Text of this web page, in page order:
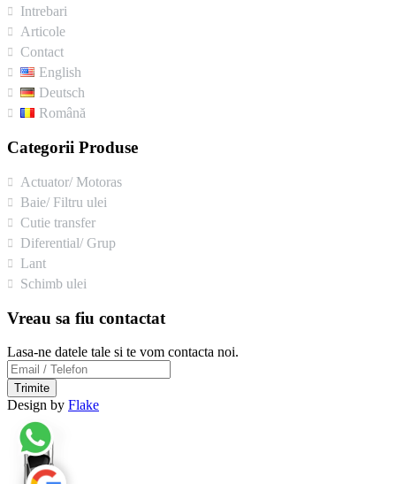
Intrebari
Articole
Contact
English
Deutsch
Română
Categorii Produse
Actuator/ Motoras
Baie/ Filtru ulei
Cutie transfer
Diferential/ Grup
Lant
Schimb ulei
Vreau sa fiu contactat
Lasa-ne datele tale si te vom contacta noi.
Trimite
Design by Flake